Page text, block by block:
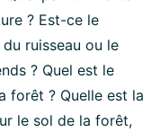
? Est-ce le
ruisseau ou le
? Quel est le
forêt ? Quelle est la
le sol de la forêt,